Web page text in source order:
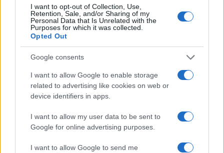
I want to opt-out of Collection, Use,
Retention, Sale, and/or Sharing of my
Personal Data that Is Unrelated with the
Purposes for which it was collected.
Opted Out
Google consents
I want to allow Google to enable storage
related to advertising like cookies on web or
device identifiers in apps.
I want to allow my user data to be sent to
Google for online advertising purposes.
I want to allow Google to send me
Continua a leggere
NEWS